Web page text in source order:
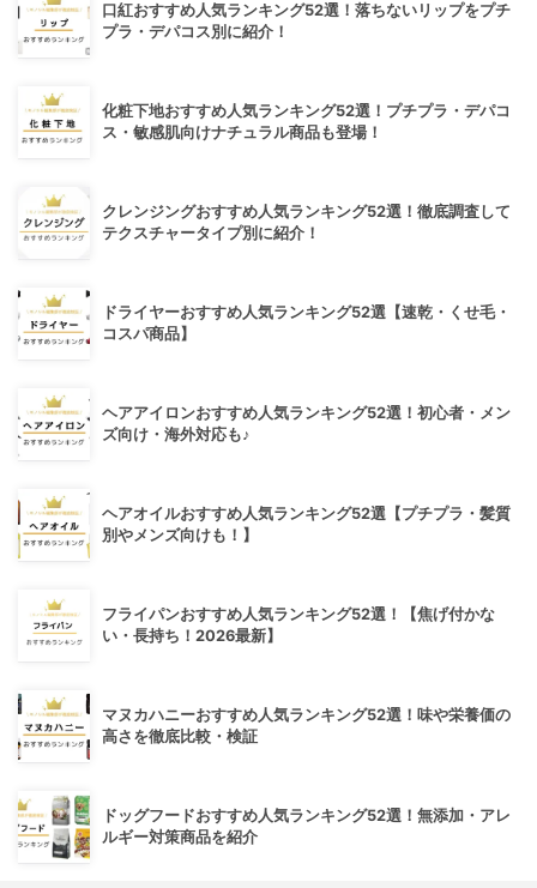
口紅おすすめ人気ランキング52選！落ちないリップをプチ
プラ・デパコス別に紹介！
化粧下地おすすめ人気ランキング52選！プチプラ・デパコ
ス・敏感肌向けナチュラル商品も登場！
クレンジングおすすめ人気ランキング52選！徹底調査して
テクスチャータイプ別に紹介！
ドライヤーおすすめ人気ランキング52選【速乾・くせ毛・
コスパ商品】
ヘアアイロンおすすめ人気ランキング52選！初心者・メン
ズ向け・海外対応も♪
ヘアオイルおすすめ人気ランキング52選【プチプラ・髪質
別やメンズ向けも！】
フライパンおすすめ人気ランキング52選！【焦げ付かな
い・長持ち！2026最新】
マヌカハニーおすすめ人気ランキング52選！味や栄養価の
高さを徹底比較・検証
ドッグフードおすすめ人気ランキング52選！無添加・アレ
ルギー対策商品を紹介